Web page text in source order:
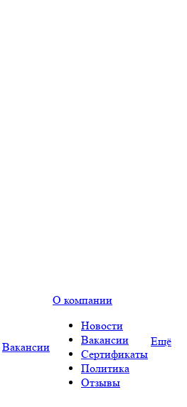
Вакансии
О компании
Новости
Вакансии
Сертификаты
Политика
Отзывы
Ещё